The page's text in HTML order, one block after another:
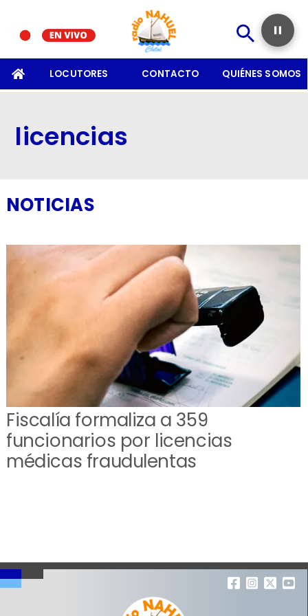
LOCUTORES CONTACTO QUIÉNES SOMOS
licencias
NOTICIAS
Fiscalía formaliza a 359
funcionarios por licencias
médicas fraudulentas